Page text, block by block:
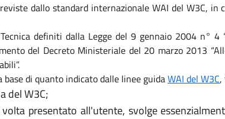
dallo standard internazionale WAI del W3C, in
definiti dalla Legge del 9 gennaio 2004 n° 4
del Decreto Ministeriale del 20 marzo 2013
di quanto indicato dalle linee guidaWAI del W3C,
del W3C;
presentato all'utente, svolge